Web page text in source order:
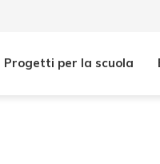
Progetti per la scuola